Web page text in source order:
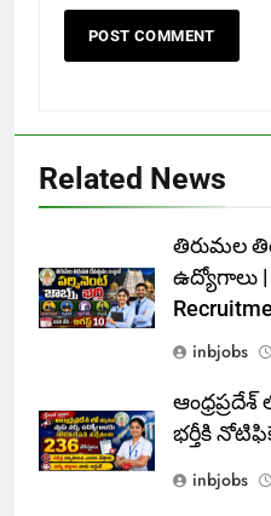
Related News
తిరుమల
ఉద్యోగాలు |
inbjobs
భర్తీకి
inbjobs